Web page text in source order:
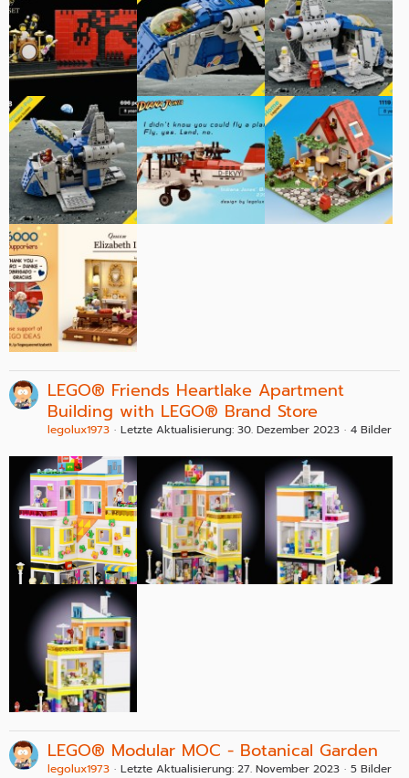
LEGO® Friends Heartlake Apartment
Building with LEGO® Brand Store
legolux1973 Letzte Aktualisierung: 30. Dezember 2023 4 Bilder
LEGO® Modular MOC - Botanical Garden
legolux1973 Letzte Aktualisierung: 27. November 2023 5 Bilder